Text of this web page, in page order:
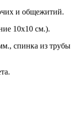
и общежитий.
10х10 см.).
спинка из трубы